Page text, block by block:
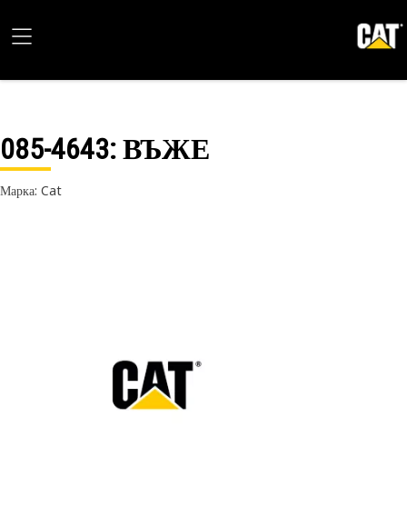
085-4643: ВЪЖЕ
Марка: Cat